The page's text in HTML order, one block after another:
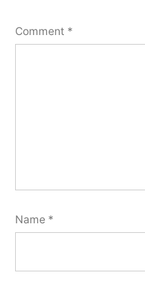
Comment *
Name *